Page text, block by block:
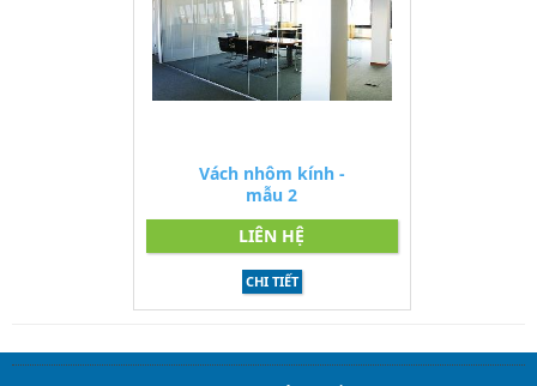
Vách nhôm kính -
mẫu 2
LIÊN HỆ
CHI TIẾT